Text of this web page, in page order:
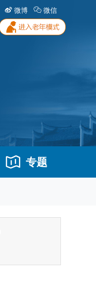
微博 微信
专题